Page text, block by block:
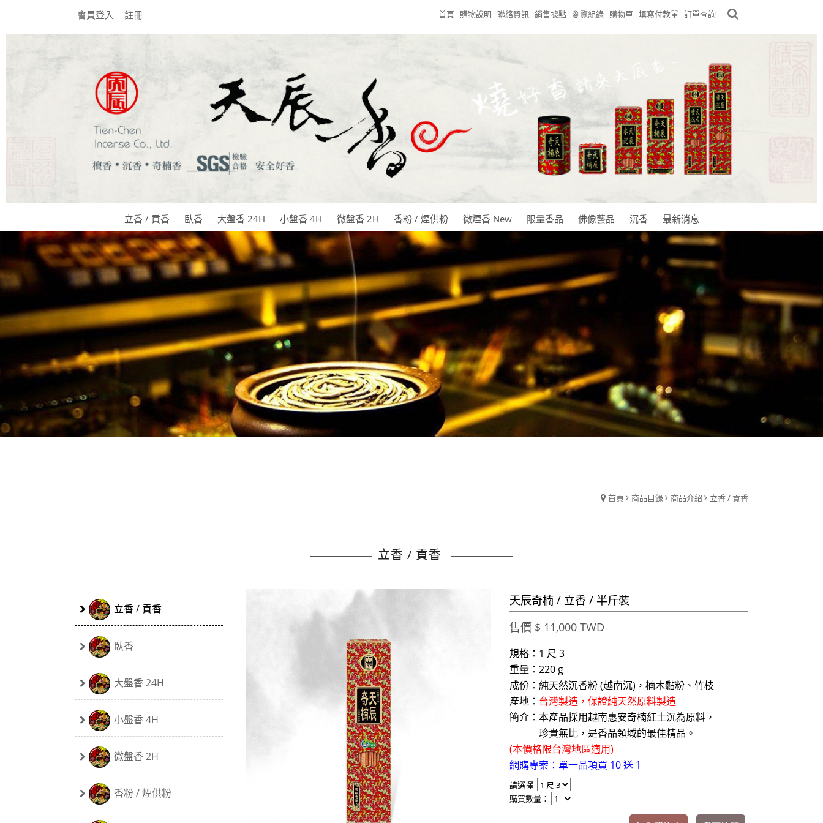
首頁 購物說明 聯絡資訊 銷售據點 瀏覽紀錄 購物車 填寫付款單 訂單查詢
會員登入 註冊
立香 / 貢香 臥香 大盤香 24H 小盤香 4H 微盤香 2H 香粉 / 煙供粉 微煙香 New 限量香品 佛像藝品 沉香 最新消息
首頁 商品目錄 商品介紹 立香 / 貢香
立香 / 貢香
立香 / 貢香
臥香
大盤香 24H
小盤香 4H
微盤香 2H
香粉 / 煙供粉
天辰奇楠 / 立香 / 半斤裝
售價 $ 11,000 TWD
規格：1 尺 3
重量：220 g
成份：純天然沉香粉 (越南沉)，楠木黏粉、竹枝
產地： 台灣製造，保證純天然原料製造
簡介：本產品採用越南惠安奇楠紅土沉為原料，
珍貴無比，是香品領域的最佳精品。
(本價格限台灣地區適用)
網購專案：單一品項買 10 送 1
請選擇
購買數量：